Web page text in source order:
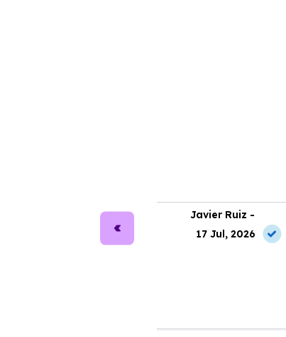
Javier Ruiz -
17 Jul, 2026